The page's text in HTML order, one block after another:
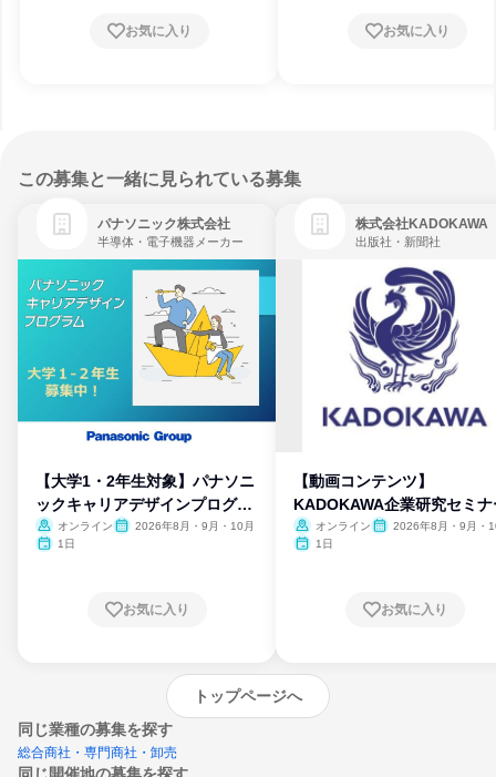
お気に入り お気に入り
この募集と一緒に見られている募集
パナソニック株式会社
半導体・電子機器メーカー
【大学1・2年生対象】パナソニ
ックキャリアデザインプログラ
ム
オンライン
2026年8月・9月・10月
1日
お気に入り
株式会社KADOKAWA
出版社・新聞社
【動画コンテンツ】
KADOKAWA企業研究セミナ
オンライン
2026年8月・9月・
1日
お気に入り
トップページへ
同じ業種の募集を探す
総合商社・専門商社・卸売